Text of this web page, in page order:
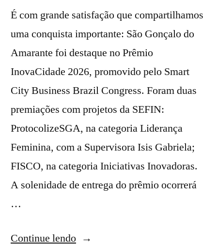
É com grande satisfação que compartilhamos
uma conquista importante: São Gonçalo do
Amarante foi destaque no Prêmio
InovaCidade 2026, promovido pelo Smart
City Business Brazil Congress. Foram duas
premiações com projetos da SEFIN:
ProtocolizeSGA, na categoria Liderança
Feminina, com a Supervisora Isis Gabriela;
FISCO, na categoria Iniciativas Inovadoras.
A solenidade de entrega do prêmio ocorrerá
…
Continue lendo